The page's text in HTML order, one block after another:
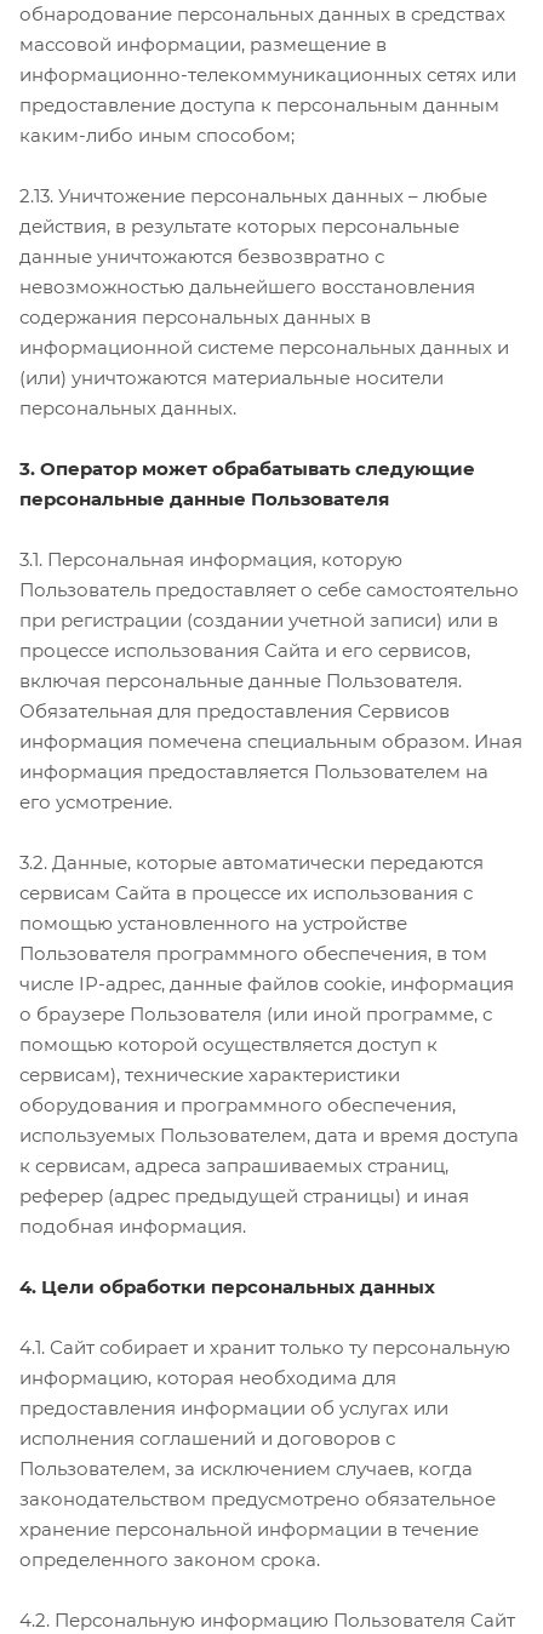
обнародование персональных данных в средствах
массовой информации, размещение в
информационно-телекоммуникационных сетях или
предоставление доступа к персональным данным
каким-либо иным способом;
2.13. Уничтожение персональных данных – любые
действия, в результате которых персональные
данные уничтожаются безвозвратно с
невозможностью дальнейшего восстановления
содержания персональных данных в
информационной системе персональных данных и
(или) уничтожаются материальные носители
персональных данных.
3. Оператор может обрабатывать следующие
персональные данные Пользователя
3.1. Персональная информация, которую
Пользователь предоставляет о себе самостоятельно
при регистрации (создании учетной записи) или в
процессе использования Сайта и его сервисов,
включая персональные данные Пользователя.
Обязательная для предоставления Сервисов
информация помечена специальным образом. Иная
информация предоставляется Пользователем на
его усмотрение.
3.2. Данные, которые автоматически передаются
сервисам Сайта в процессе их использования с
помощью установленного на устройстве
Пользователя программного обеспечения, в том
числе IP-адрес, данные файлов cookie, информация
о браузере Пользователя (или иной программе, с
помощью которой осуществляется доступ к
сервисам), технические характеристики
оборудования и программного обеспечения,
используемых Пользователем, дата и время доступа
к сервисам, адреса запрашиваемых страниц,
реферер (адрес предыдущей страницы) и иная
подобная информация.
4. Цели обработки персональных данных
4.1. Сайт собирает и хранит только ту персональную
информацию, которая необходима для
предоставления информации об услугах или
исполнения соглашений и договоров с
Пользователем, за исключением случаев, когда
законодательством предусмотрено обязательное
хранение персональной информации в течение
определенного законом срока.
4.2. Персональную информацию Пользователя Сайт